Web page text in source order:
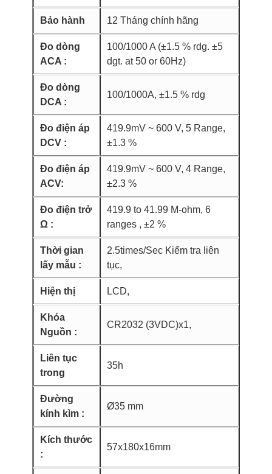
Bảo hành 12 Tháng chính hãng
Đo dòng
ACA :
100/1000 A (±1.5 % rdg. ±5
dgt. at 50 or 60Hz)
Đo dòng
DCA :
100/1000A, ±1.5 % rdg
Đo điện áp
DCV :
419.9mV ~ 600 V, 5 Range,
±1.3 %
Đo điện áp
ACV:
419.9mV ~ 600 V, 4 Range,
±2.3 %
Đo điện trở
Ω :
419.9 to 41.99 M-ohm, 6
ranges , ±2 %
Thời gian
lấy mẫu :
2.5times/Sec Kiểm tra liên
tục,
Hiện thị LCD,
Khóa
Nguồn :
CR2032 (3VDC)x1,
Liên tục
trong
35h
Đường
kính kìm :
Ø35 mm
Kích thước
:
57x180x16mm